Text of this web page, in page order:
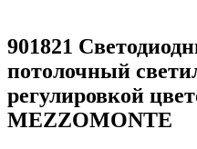
901821
потолочный
регулировкой
MEZZOMONTE